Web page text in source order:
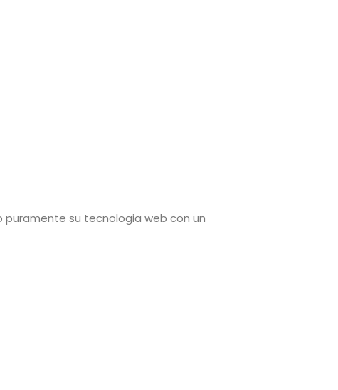
su tecnologia web con un